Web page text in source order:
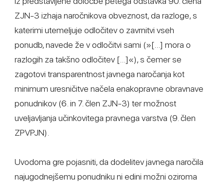
ZJN-3 izhaja naročnikova obveznost, da razloge, s
katerimi utemeljuje odločitev o zavrnitvi vseh
ponudb, navede že v odločitvi sami (»[...] mora o
razlogih za takšno odločitev [...]«), s čemer se
zagotovi transparentnost javnega naročanja kot
minimum uresničitve načela enakopravne obravnave
ponudnikov (6. in 7. člen ZJN-3) ter možnost
uveljavljanja učinkovitega pravnega varstva (9. člen
ZPVPJN).
Uvodoma gre pojasniti, da dodelitev javnega naročila
najugodnejšemu ponudniku ni edini možni oziroma